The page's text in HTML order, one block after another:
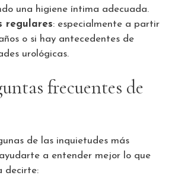
una higiene íntima adecuada.
regulares: especialmente a partir
o si hay antecedentes de
urológicas.
frecuentes de
de las inquietudes más
a entender mejor lo que
decirte: